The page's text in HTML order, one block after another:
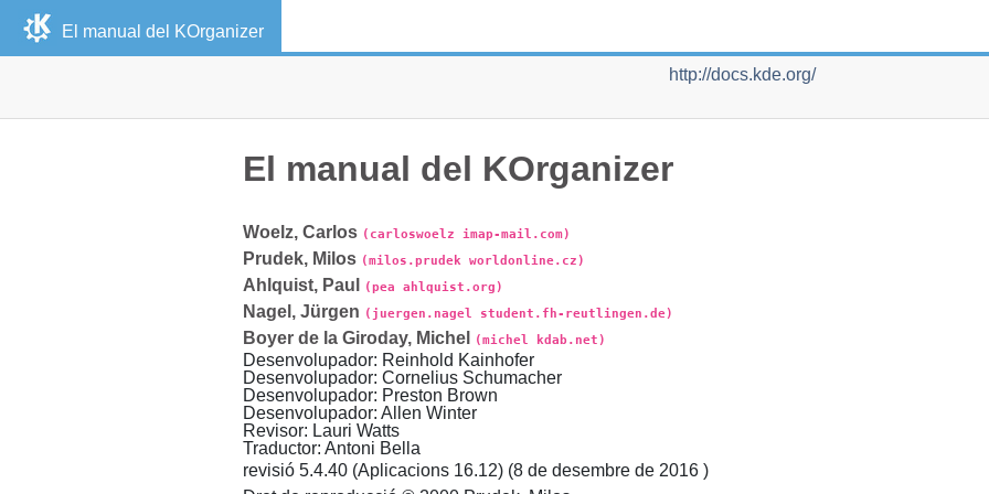
El manual del KOrganizer
http://docs.kde.org/
El manual del KOrganizer
Woelz, Carlos (carloswoelz imap-mail.com)
Prudek, Milos (milos.prudek worldonline.cz)
Ahlquist, Paul (pea ahlquist.org)
Nagel , Jürgen (juergen.nagel student.fh-reutlingen.de)
Boyer de la Giroday, Michel (michel kdab.net)
Desenvolupador: Reinhold Kainhofer
Desenvolupador: Cornelius Schumacher
Desenvolupador: Preston Brown
Desenvolupador: Allen Winter
Revisor: Lauri Watts
Traductor: Antoni Bella
revisió 5.4.40 (Aplicacions 16.12) (8 de desembre de 2016 )